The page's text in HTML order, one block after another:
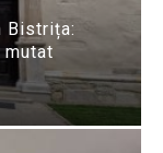
Bistrița: